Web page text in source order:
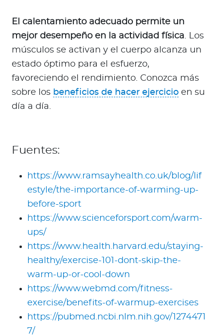
El calentamiento adecuado permite un
mejor desempeño en la actividad física. Los
músculos se activan y el cuerpo alcanza un
estado óptimo para el esfuerzo,
favoreciendo el rendimiento. Conozca más
sobre los beneficios de hacer ejercicio en su
día a día.
Fuentes:
https://www.ramsayhealth.co.uk/blog/lif
estyle/the-importance-of-warming-up-
before-sport
https://www.scienceforsport.com/warm-
ups/
https://www.health.harvard.edu/staying-
healthy/exercise-101-dont-skip-the-
warm-up-or-cool-down
https://www.webmd.com/fitness-
exercise/benefits-of-warmup-exercises
https://pubmed.ncbi.nlm.nih.gov/1274471
7/